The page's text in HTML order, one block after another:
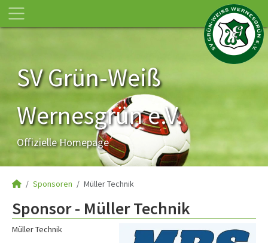
SV Grün-Weiß
Wernesgrün e.V.
Offizielle Homepage
Sponsoren Müller Technik
Sponsor - Müller Technik
Müller Technik